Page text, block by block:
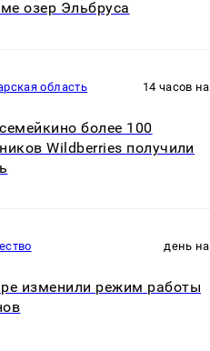
озер Эльбруса
область 14 часов
более 100
Wildberries получили
день
изменили режим работы